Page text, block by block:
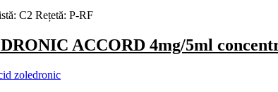
C2 Rețetă: P-RF
ACCORD 4mg/5ml
zoledronic